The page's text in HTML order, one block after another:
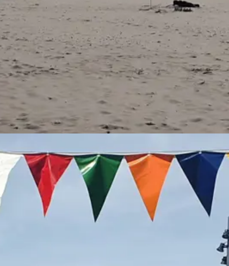
en oplagt chance for en hyggelig miniferie i et sommerhus. Læs mere
den perfekte kombination af motion og afslapning.